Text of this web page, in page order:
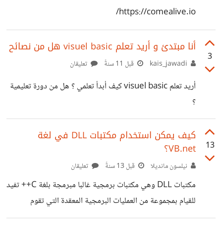
https://comealive.io/
3
أنا مبتدئ و أريد تعلم visuel basic هل من نصائح
قبل 11 سنةً تعليقان
أريد تعلم visuel basic كيف أبدأ تعلمي ؟ هل من دورة تعليمية
؟
13
كيف يمكن استخدام مكتبات DLL في لغة
VB.net؟
نيلسون مانديلا قبل 13 سنةً تعليقان
مكتبات DLL وهي مكتبات برمجية غالبا مبرمجة بلغة C++ تفيد
للقيام بمجموعة من العمليات البرمجية المعقدة التي تقوم
بعمليات يصعب عملها بسهولة ، مثلا مكتبة StarBurn وغيرها .